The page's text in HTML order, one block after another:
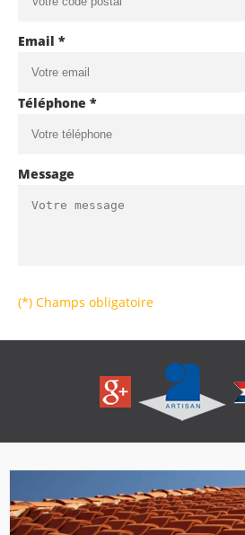
Email *
Téléphone *
Message
(*) Champs obligatoire